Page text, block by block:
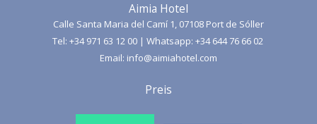
Um unseren Besuch in Valldemossa zu beginnen, verlassen wir das
Hotel Aimia mit dem Auto in Richtung Deià, das wir an der
Aimia Hotel
Calle Santa Maria del Camí 1, 07108 Port de Sóller
Tel: +34 971 63 12 00| Whatsapp: +34 644 76 66 02
Email: info@aimiahotel.com
Preis